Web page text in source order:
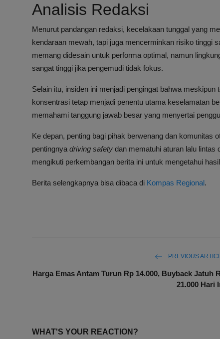
Analisis Redaksi
Menurut pandangan redaksi, kecelakaan tunggal yang
kendaraan mewah, tapi juga mencerminkan risiko tinggi
memang didesain untuk performa optimal, namun
sangat tinggi jika pengemudi tidak fokus.
Selain itu, insiden ini menjadi pengingat bahwa
konsentrasi tetap menjadi penentu utama keselamatan
memahami tanggung jawab besar yang menyertai
Ke depan, penting bagi pihak berwenang dan komunitas
pentingnya driving safety dan mematuhi aturan lalu
mengikuti perkembangan berita ini untuk mengetahui
Berita selengkapnya bisa dibaca di Kompas Regional.
PREVIOUS
Harga Emas Antam Turun Rp 14.000, Buyback Jatuh
21.000 Hari
WHAT'S YOUR REACTION?